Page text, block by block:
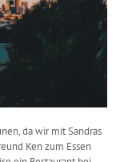
da wir mit Sandras
Ken zum Essen